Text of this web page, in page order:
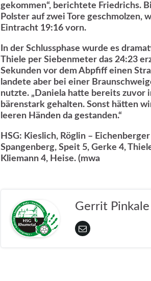
gekommen“, berichtete Friedrichs.
Polster auf zwei Tore geschmolzen,
Eintracht 19:16 vorn.
In der Schlussphase wurde es
Thiele per Siebenmeter das 24:23
Sekunden vor dem Abpfiff einen
landete aber bei einer
nutzte. „Daniela hatte bereits zuvor
bärenstark gehalten. Sonst hätten
leeren Händen da gestanden.“
HSG: Kieslich, Röglin –
Spangenberg, Speit 5, Gerke 4,
Kliemann 4, Heise. (mwa
Gerrit Pinkale